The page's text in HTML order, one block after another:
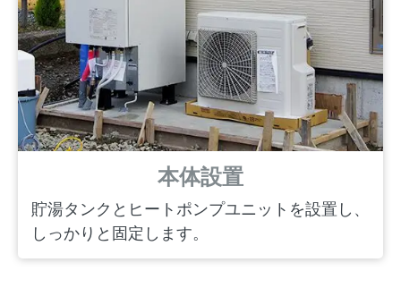
本体設置
貯湯タンクとヒートポンプユニットを設置し、
しっかりと固定します。